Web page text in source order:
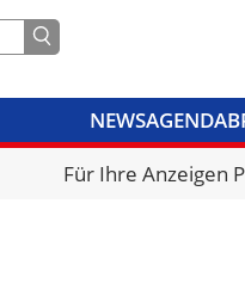
NEWSAGENDA
VIDEOSBIBLIOTHEK
Für Ihre Anzeigen